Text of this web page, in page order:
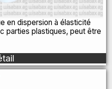
en dispersion à élasticité
parties plastiques, peut être